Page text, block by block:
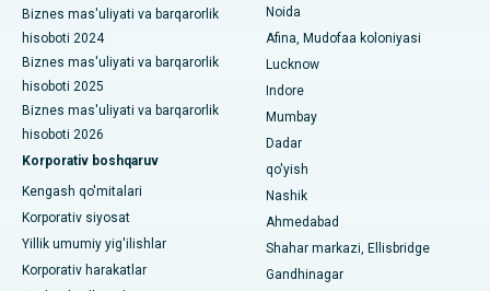
Panchavati, Nashikdagi eng yaxshi shifoxona
Sekunderabad, Haydaroboddagi eng yaxshi shifoxona
Seshadripuramdagi eng yaxshi kasalxona, Bangalor
Waltair Main Road, Visakhapatnamdagi eng yaxshi shifoxona
Subhash Nagar yo'lidagi eng yaxshi kasalxona, Karimnagar
Managari, Karaikudi shahridagi eng yaxshi shifoxona
Biznes mas'uliyati va barqarorlik
hisoboti 2024
Biznes mas'uliyati va barqarorlik
hisoboti 2025
Biznes mas'uliyati va barqarorlik
hisoboti 2026
Korporativ boshqaruv
Kengash qo'mitalari
Korporativ siyosat
Yillik umumiy yig'ilishlar
Korporativ harakatlar
Noida
Afina, Mudofaa koloniyasi
Lucknow
Indore
Mumbay
Dadar
qo'yish
Nashik
Ahmedabad
Shahar markazi, Ellisbridge
Gandhinagar